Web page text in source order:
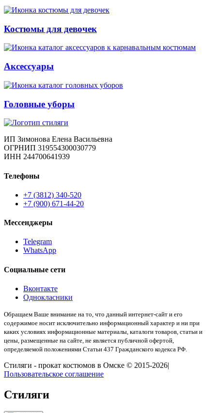
Костюмы для девочек
Аксессуары
Головные уборы
ИП Зимонова Елена Васильевна
ОГРНИП 319554300030779
ИНН 244700641939
Телефоны
+7 (3812) 340-520
+7 (900) 671-44-20
Мессенджеры
Telegram
WhatsApp
Социальные сети
Вконтакте
Однокласники
Обращаем Ваше внимание на то, что данный интернет-сайт и его
содержимое носит исключительно информационный характер и ни при
каких условиях информационные материалы, каталоги товаров, статьи и
цены, размещенные на сайте, не является публичной офертой,
определяемой положениями Статьи 437 Гражданского кодекса РФ.
Стиляги - прокат костюмов в Омске © 2015-2026|
Пользовательское соглашение
Стиляги